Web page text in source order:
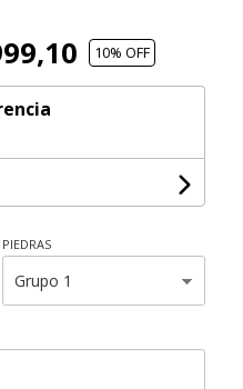
10% OFF
PIEDRAS